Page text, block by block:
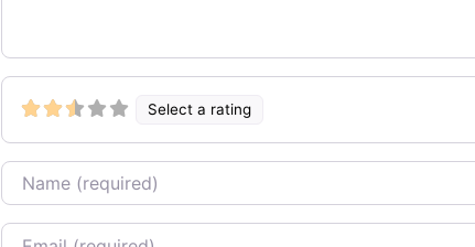
Select a rating
Name
Email